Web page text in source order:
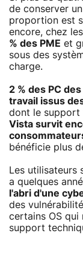
de conserver
proportion est
encore, chez
% des PME et
sous des
charge.
2 % des PC
travail issus
dont le support
Vista survit
bénéficie plus
Les utilisateurs
a quelques
l'abri d'une
des
certains OS
support